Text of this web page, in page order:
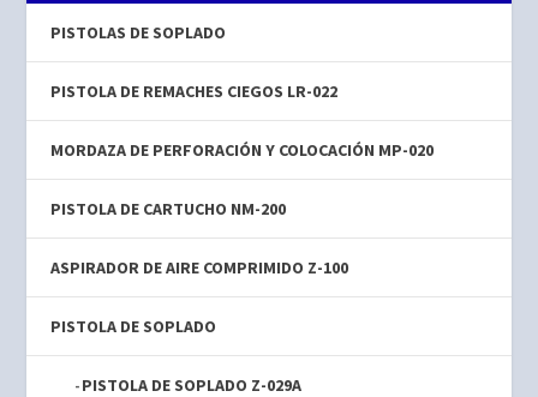
PISTOLAS DE SOPLADO
PISTOLA DE REMACHES CIEGOS LR-022
MORDAZA DE PERFORACIÓN Y COLOCACIÓN MP-020
PISTOLA DE CARTUCHO NM-200
ASPIRADOR DE AIRE COMPRIMIDO Z-100
PISTOLA DE SOPLADO
PISTOLA DE SOPLADO Z-029A